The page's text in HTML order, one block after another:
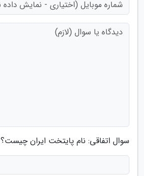
سوال اتفاقی: نام پایتخت ایران چیست؟